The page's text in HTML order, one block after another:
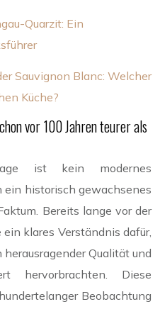
Quarzit: Ein
Sauvignon Blanc: Welcher
Küche?
vor 100 Jahren teurer als
ist kein modernes
historisch gewachsenes
Bereits lange vor der
klares Verständnis dafür,
Qualität und
hervorbrachten. Diese
Beobachtung